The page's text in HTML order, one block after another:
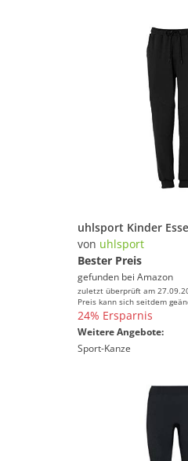
von uhlsport
Bester Preis
gefunden bei Amazon
zuletzt überprüft am
Preis kann sich seitdem
24% Ersparnis
Weitere Angebote:
Sport-Kanze